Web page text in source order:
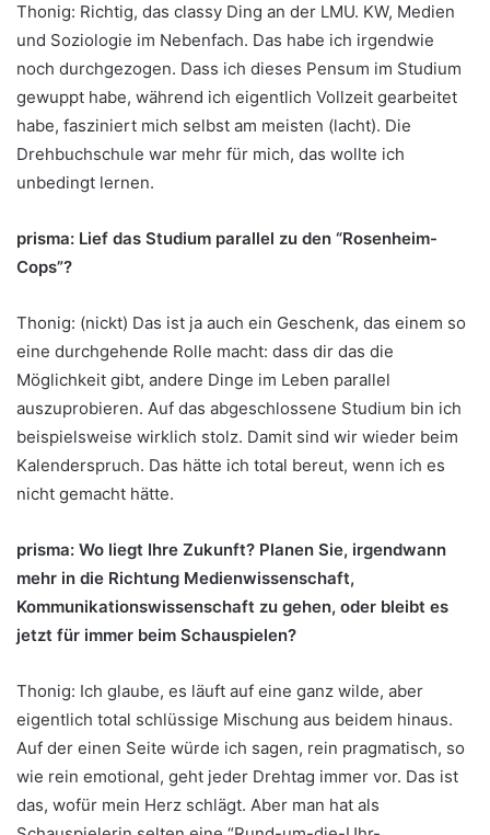
Thonig: Richtig, das classy Ding an der LMU. KW, Medien
und Soziologie im Nebenfach. Das habe ich irgendwie
noch durchgezogen. Dass ich dieses Pensum im Studium
gewuppt habe, während ich eigentlich Vollzeit gearbeitet
habe, fasziniert mich selbst am meisten (lacht). Die
Drehbuchschule war mehr für mich, das wollte ich
unbedingt lernen.
prisma: Lief das Studium parallel zu den “Rosenheim-
Cops”?
Thonig: (nickt) Das ist ja auch ein Geschenk, das einem so
eine durchgehende Rolle macht: dass dir das die
Möglichkeit gibt, andere Dinge im Leben parallel
auszuprobieren. Auf das abgeschlossene Studium bin ich
beispielsweise wirklich stolz. Damit sind wir wieder beim
Kalenderspruch. Das hätte ich total bereut, wenn ich es
nicht gemacht hätte.
prisma: Wo liegt Ihre Zukunft? Planen Sie, irgendwann
mehr in die Richtung Medienwissenschaft,
Kommunikationswissenschaft zu gehen, oder bleibt es
jetzt für immer beim Schauspielen?
Thonig: Ich glaube, es läuft auf eine ganz wilde, aber
eigentlich total schlüssige Mischung aus beidem hinaus.
Auf der einen Seite würde ich sagen, rein pragmatisch, so
wie rein emotional, geht jeder Drehtag immer vor. Das ist
das, wofür mein Herz schlägt. Aber man hat als